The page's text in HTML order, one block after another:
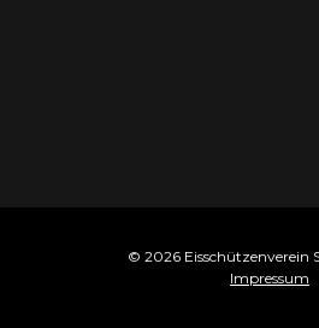
© 2026 Eisschützenverein
Impressum